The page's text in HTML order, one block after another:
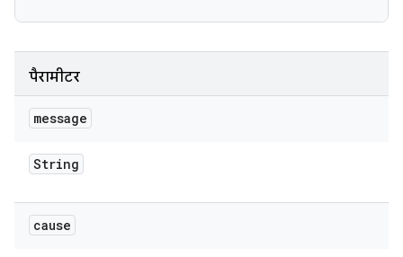
पैरामीटर
message
String
cause